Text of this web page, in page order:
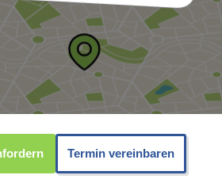
Termin vereinbaren